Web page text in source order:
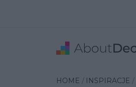
HOME INSPIRACJE